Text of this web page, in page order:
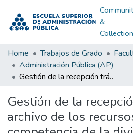
&
Home Trabajos de Grado
Administración Pública (AP)
Gestión de la recepción trámite y archivo de los recursos de competencia de la división jurídica de la Dirección Impuesto y Aduanas Nacional (DIAN)
Gestión de la
archivo de los